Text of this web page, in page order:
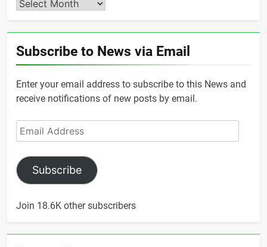
Archives
Subscribe to News via Email
Enter your email address to subscribe to this News and
receive notifications of new posts by email.
Email
Address
Subscribe
Join 18.6K other subscribers